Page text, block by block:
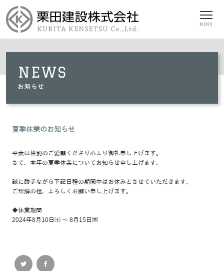
MENU
NEWS
お知らせ
夏季休業のお知らせ
平素は格別のご愛顧くださり心より御礼申し上げます。
さて、本年の夏季休業についてお知らせ申し上げます。
誠に勝手ながら下記日程の期間中はお休みとさせていただきます。
ご理解の程、よろしくお願い申し上げます。
◆休業期間
2024年8月10日㈯ ～ 8月15日㈭